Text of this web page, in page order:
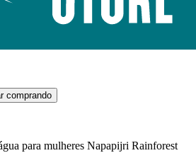
comprando
para mulheres Napapijri Rainforest